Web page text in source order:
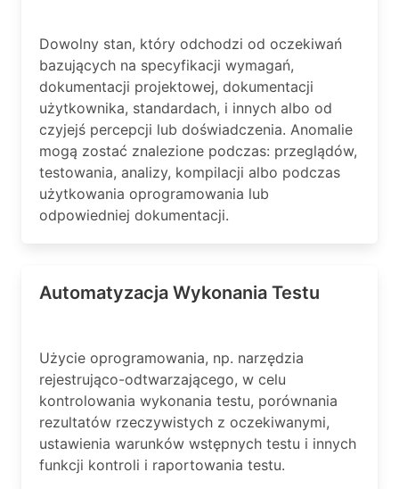
Dowolny stan, który odchodzi od oczekiwań
bazujących na specyfikacji wymagań,
dokumentacji projektowej, dokumentacji
użytkownika, standardach, i innych albo od
czyjejś percepcji lub doświadczenia. Anomalie
mogą zostać znalezione podczas: przeglądów,
testowania, analizy, kompilacji albo podczas
użytkowania oprogramowania lub
odpowiedniej dokumentacji.
Automatyzacja Wykonania Testu
Użycie oprogramowania, np. narzędzia
rejestrująco-odtwarzającego, w celu
kontrolowania wykonania testu, porównania
rezultatów rzeczywistych z oczekiwanymi,
ustawienia warunków wstępnych testu i innych
funkcji kontroli i raportowania testu.